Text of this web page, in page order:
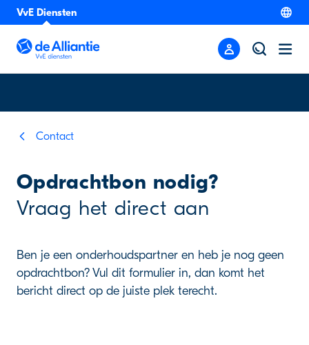
VvE Diensten
Contact
Opdrachtbon nodig?
Vraag het direct aan
Ben je een onderhoudspartner en heb je nog geen
opdrachtbon? Vul dit formulier in, dan komt het
bericht direct op de juiste plek terecht.